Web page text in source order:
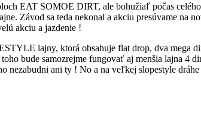
EAT SOMOE DIRT, ale bohužiaľ počas
Závod sa teda nekonal a akciu presúvame na
akciu a jazdenie !
lajny, ktorá obsahuje flat drop, dva mega
bude samozrejme fungovať aj menšia lajna 4
nezabudni ani ty ! No a na veľkej slopestyle